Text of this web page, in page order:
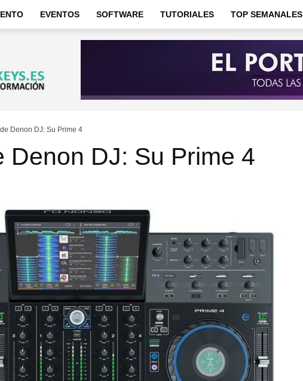
EVENTOS SOFTWARE TUTORIALES TOP SEMANALES
Denon DJ: Su Prime 4
Denon DJ: Su Prime 4